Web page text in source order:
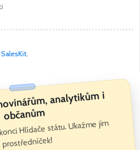
SalesKit.
analytikům i
občanům
Hlídače státu. Ukažme jim
prostředníček!